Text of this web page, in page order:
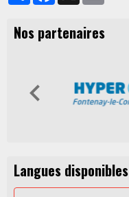
Nos partenaires
Langues disponibles